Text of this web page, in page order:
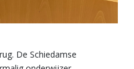
De Schiedamse